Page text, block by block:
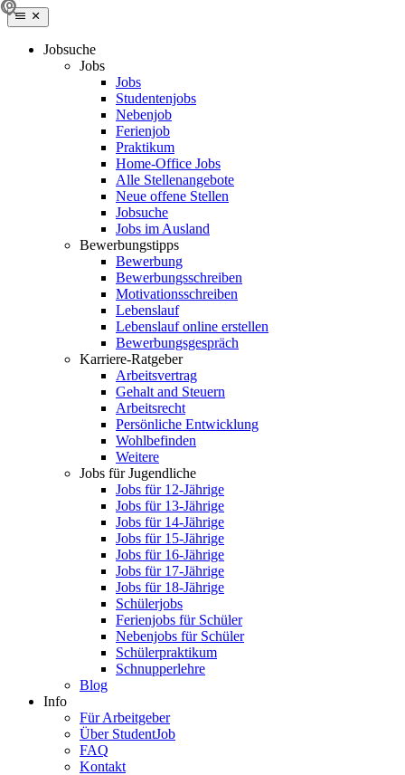
Jobsuche
Jobs
Jobs
Studentenjobs
Nebenjob
Ferienjob
Praktikum
Home-Office Jobs
Alle Stellenangebote
Neue offene Stellen
Jobsuche
Jobs im Ausland
Bewerbungstipps
Bewerbung
Bewerbungsschreiben
Motivationsschreiben
Lebenslauf
Lebenslauf online erstellen
Bewerbungsgespräch
Karriere-Ratgeber
Arbeitsvertrag
Gehalt and Steuern
Arbeitsrecht
Persönliche Entwicklung
Wohlbefinden
Weitere
Jobs für Jugendliche
Jobs für 12-Jährige
Jobs für 13-Jährige
Jobs für 14-Jährige
Jobs für 15-Jährige
Jobs für 16-Jährige
Jobs für 17-Jährige
Jobs für 18-Jährige
Schülerjobs
Ferienjobs für Schüler
Nebenjobs für Schüler
Schülerpraktikum
Schnupperlehre
Blog
Info
Für Arbeitgeber
Über StudentJob
FAQ
Kontakt